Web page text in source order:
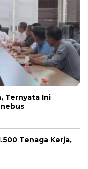
Ternyata Ini
Tenaga Kerja,